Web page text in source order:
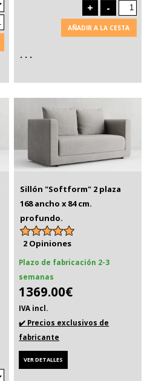
+ -
AÑADIR A LA CESTA
. . .
Sillón "Softform" 2 plaza
168 ancho x 84 cm.
profundo.
2 Opiniones
Plazo de fabricación 2-3
semanas
1369.00€
IVA incl.
✔️ Precios exclusivos de
fabricante
VER DETALLES